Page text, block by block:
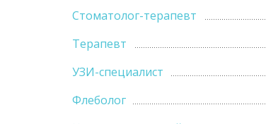
Стоматолог-терапевт
Терапевт
УЗИ-специалист
Флеболог